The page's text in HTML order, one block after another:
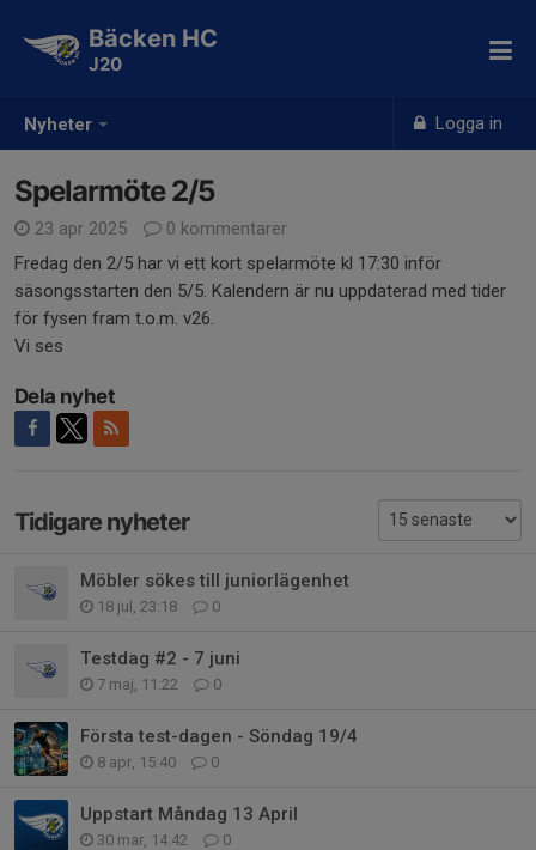
Nyheter Logga in
Bäcken HC
J20
Spelarmöte 2/5
23 apr 2025
0 kommentarer
Fredag den 2/5 har vi ett kort spelarmöte kl 17:30 inför
säsongsstarten den 5/5. Kalendern är nu uppdaterad med tider
för fysen fram t.o.m. v26.
Vi ses
Dela nyhet
Tidigare nyheter
Möbler sökes till juniorlägenhet
18 jul, 23:18 0
Testdag #2 - 7 juni
7 maj, 11:22 0
Första test-dagen - Söndag 19/4
8 apr, 15:40 0
Uppstart Måndag 13 April
30 mar, 14:42 0